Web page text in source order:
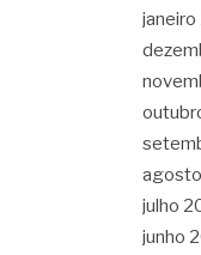
julho
junho